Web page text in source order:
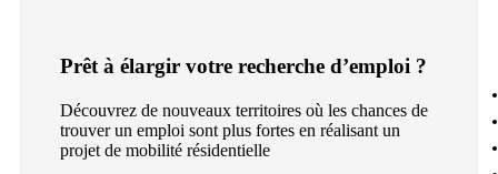
Prêt à élargir votre recherche d’emploi ?
Découvrez de nouveaux territoires où les chances de
trouver un emploi sont plus fortes en réalisant un
projet de mobilité résidentielle